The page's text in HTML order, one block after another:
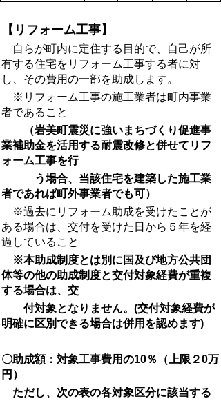
【リフォーム工事】
自らが町内に定住する目的で、自己が所
有する住宅をリフォーム工事する者に対
し、その費用の一部を助成します。
※ リフォーム工事の施工業者は町内事業
者であること
（岩美町震災に強いまちづくり促進事
業補助金を活用する耐震改修と併せてリフ
ォーム工事を行
う場合、当該住宅を建築した施工業
者であれば町外事業者でも可）
※過去にリフォーム助成を受けたことが
ある場合は、交付を受けた日から５年を経
過していること
※本助成制度とは別に国及び地方公共団
体等の他の助成制度と交付対象経費が重複
する場合は、交
付対象となりません。(交付対象経費が
明確に区別できる場合は併用を認めます)
〇助成額：対象工事費用の10％（上限２0万
円）
ただし、次の表の各対象区分に該当する